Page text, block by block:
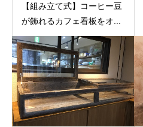
【組み立て式】コーヒー豆
が飾れるカフェ看板をオ...